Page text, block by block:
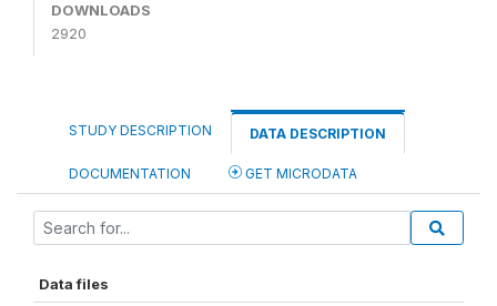
DOWNLOADS
2920
STUDY DESCRIPTION DATA DESCRIPTION
DOCUMENTATION GET MICRODATA
Data files